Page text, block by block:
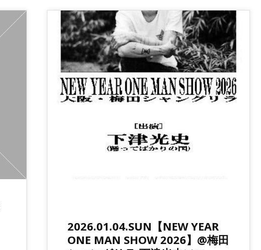
2026.01.04.SUN【NEW YEAR
ONE MAN SHOW 2026】@梅田